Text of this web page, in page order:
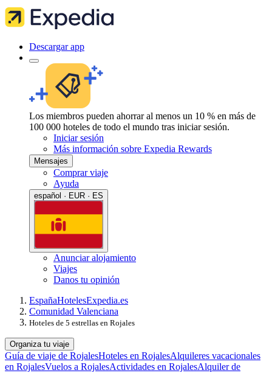
Descargar app
Los miembros pueden ahorrar al menos un 10 % en más de
100 000 hoteles de todo el mundo tras iniciar sesión.
Iniciar sesión
Más información sobre Expedia Rewards
Mensajes
Comprar viaje
Ayuda
español · EUR · ES
Anunciar alojamiento
Viajes
Danos tu opinión
EspañaHotelesExpedia.es
Comunidad Valenciana
Hoteles de 5 estrellas en Rojales
Organiza tu viaje
Guía de viaje de RojalesHoteles en RojalesAlquileres vacacionales
en RojalesVuelos a RojalesActividades en RojalesAlquiler de